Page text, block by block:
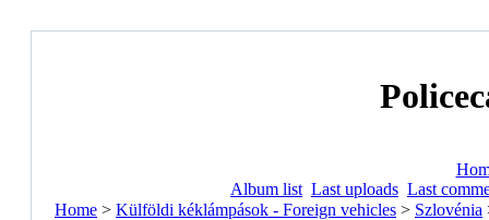
Album list Last uploads Last
Home > Külföldi kéklámpások - Foreign vehicles > Szlovénia